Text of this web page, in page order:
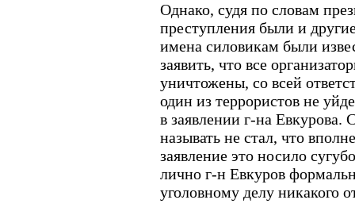
Однако, судя по словам
преступления были и
имена силовикам были
заявить, что все
уничтожены, со всей
один из террористов не
в заявлении г-на
называть не стал, что
заявление это носило
лично г-н Евкуров
уголовному делу никакого